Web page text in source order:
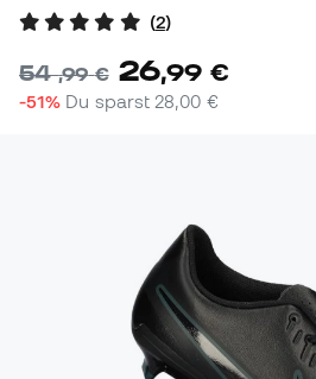
(2)
54,99 € 26,99 €
-51% Du sparst 28,00 €